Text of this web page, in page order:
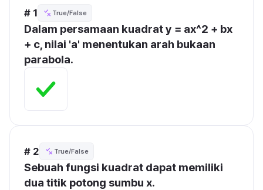
# 1 True/False
Dalam persamaan kuadrat y = ax^2 + bx
+ c, nilai 'a' menentukan arah bukaan
parabola.
# 2 True/False
Sebuah fungsi kuadrat dapat memiliki
dua titik potong sumbu x.